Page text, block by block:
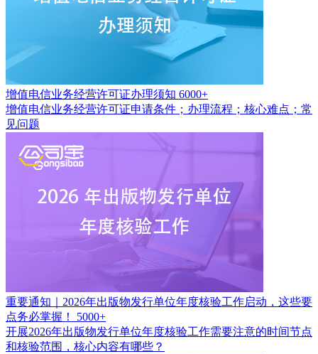
增值电信业务经营许可证办理须知 6000+
增值电信业务经营许可证申请条件；办理流程；核心难点；常
见问题
重要通知｜2026年出版物发行单位年度核验工作启动，这些要
点务必掌握！
5000+
开展2026年出版物发行单位年度核验工作需要注意的时间节点
和核验范围，核心内容有哪些？